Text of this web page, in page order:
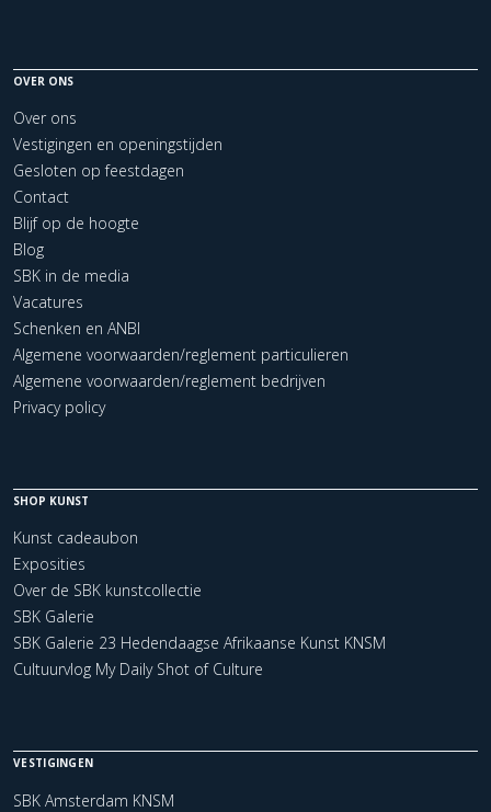
OVER ONS
Over ons
Vestigingen en openingstijden
Gesloten op feestdagen
Contact
Blijf op de hoogte
Blog
SBK in de media
Vacatures
Schenken en ANBI
Algemene voorwaarden/reglement particulieren
Algemene voorwaarden/reglement bedrijven
Privacy policy
SHOP KUNST
Kunst cadeaubon
Exposities
Over de SBK kunstcollectie
SBK Galerie
SBK Galerie 23 Hedendaagse Afrikaanse Kunst KNSM
Cultuurvlog My Daily Shot of Culture
VESTIGINGEN
SBK Amsterdam KNSM